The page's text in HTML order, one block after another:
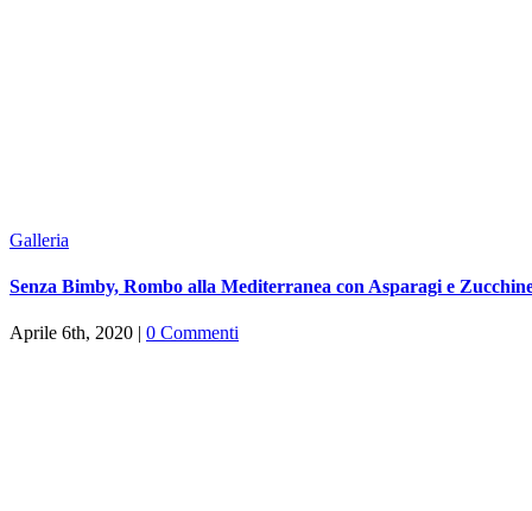
Galleria
Senza Bimby, Rombo alla Mediterranea con Asparagi e
Aprile 6th, 2020 | 0 Commenti